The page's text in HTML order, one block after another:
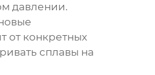
давлении.
от конкретных
сплавы на